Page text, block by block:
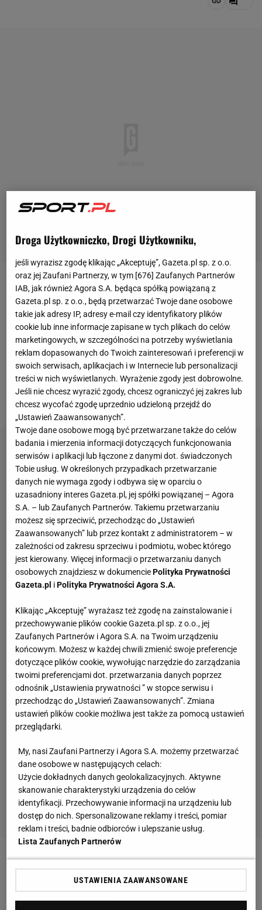
Cztery turnieje wielkoszlemowe, pięć turniejów rangi
1000, również pięć turniejów rangi 500 i teraz
pierwszy turniej rangi 250 - takie imprezyWTA
wygrałaIga Świątek. Z już 15 zdobytych przez nią
tytułów najmniej prestiżowy jest ten najnowszy, z
Warszawy. Ale to ma znaczenie tylko statystyczne,
kronikarskie. Natomiast prawda jest taka, że tytuł
najmniejszy cieszy Igę i nas jak te największe.
Zobacz wideoIga Świątek rozbawiona pytaniem od
dziewczynki trenującej tenis. "Mój Boże, też bym
Droga Użytkowniczko, Drogi Użytkowniku,
jeśli wyrazisz zgodę klikając „Akceptuję”, Gazeta.pl sp. z o.o.
oraz jej Zaufani Partnerzy, w tym [676] Zaufanych Partnerów
IAB, jak również Agora S.A. będąca spółką powiązaną z
Gazeta.pl sp. z o.o., będą przetwarzać Twoje dane osobowe
takie jak adresy IP, adresy e-mail czy identyfikatory plików
cookie lub inne informacje zapisane w tych plikach do celów
marketingowych, w szczególności na potrzeby wyświetlania
reklam dopasowanych do Twoich zainteresowań i preferencji w
swoich serwisach, aplikacjach i w Internecie lub personalizacji
treści w nich wyświetlanych. Wyrażenie zgody jest dobrowolne.
Jeśli nie chcesz wyrazić zgody, chcesz ograniczyć jej zakres lub
chcesz wycofać zgodę uprzednio udzieloną przejdź do
„Ustawień Zaawansowanych”.
Twoje dane osobowe mogą być przetwarzane także do celów
badania i mierzenia informacji dotyczących funkcjonowania
serwisów i aplikacji lub łączone z danymi dot. świadczonych
Tobie usług. W określonych przypadkach przetwarzanie
danych nie wymaga zgody i odbywa się w oparciu o
uzasadniony interes Gazeta.pl, jej spółki powiązanej – Agora
S.A. – lub Zaufanych Partnerów. Takiemu przetwarzaniu
możesz się sprzeciwić, przechodząc do „Ustawień
Zaawansowanych” lub przez kontakt z administratorem – w
zależności od zakresu sprzeciwu i podmiotu, wobec którego
jest kierowany. Więcej informacji o przetwarzaniu danych
osobowych znajdziesz w dokumenciePolityka Prywatności
Gazeta.pl iPolityka Prywatności Agora S.A.
Klikając „Akceptuję” wyrażasz też zgodę na zainstalowanie i
przechowywanie plików cookie Gazeta.pl sp. z o.o., jej
Zaufanych Partnerów i Agora S.A. na Twoim urządzeniu
końcowym. Możesz w każdej chwili zmienić swoje preferencje
dotyczące plików cookie, wywołując narzędzie do zarządzania
twoimi preferencjami dot. przetwarzania danych poprzez
odnośnik „Ustawienia prywatności ” w stopce serwisu i
przechodząc do „Ustawień Zaawansowanych”. Zmiana
ustawień plików cookie możliwa jest także za pomocą ustawień
przeglądarki.
My, nasi Zaufani Partnerzy i Agora S.A. możemy przetwarzać
dane osobowe w następujących celach:
Użycie dokładnych danych geolokalizacyjnych. Aktywne
skanowanie charakterystyki urządzenia do celów
identyfikacji. Przechowywanie informacji na urządzeniu lub
dostęp do nich. Spersonalizowane reklamy i treści, pomiar
reklam i treści, badnie odbiorców i ulepszanie usług.
Lista Zaufanych Partnerów
USTAWIENIA ZAAWANSOWANE